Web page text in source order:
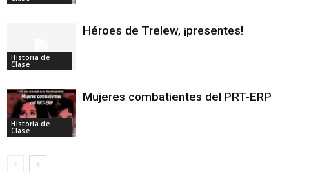
Historia de
Clase
Héroes de Trelew, ¡presentes!
Historia de
Clase
Mujeres combatientes del PRT-ERP